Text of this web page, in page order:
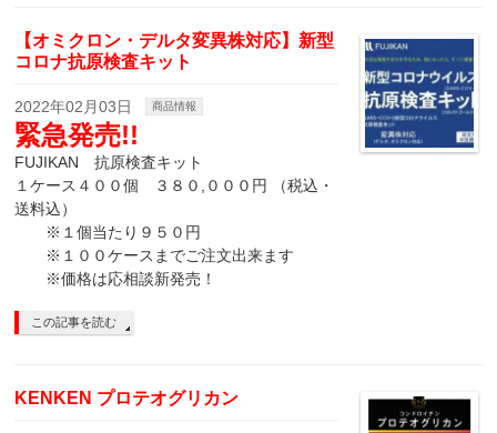
【オミクロン・デルタ変異株対応】新型
コロナ抗原検査キット
2022年02月03日 商品情報
緊急発売!!
FUJIKAN 抗原検査キット
１ケース４００個 ３８０,０００円 （税込・
送料込）
※１個当たり９５０円
※１００ケースまでご注文出来ます
※価格は応相談新発売！
この記事を読む
KENKEN プロテオグリカン